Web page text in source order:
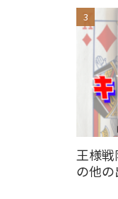
王様
の他の